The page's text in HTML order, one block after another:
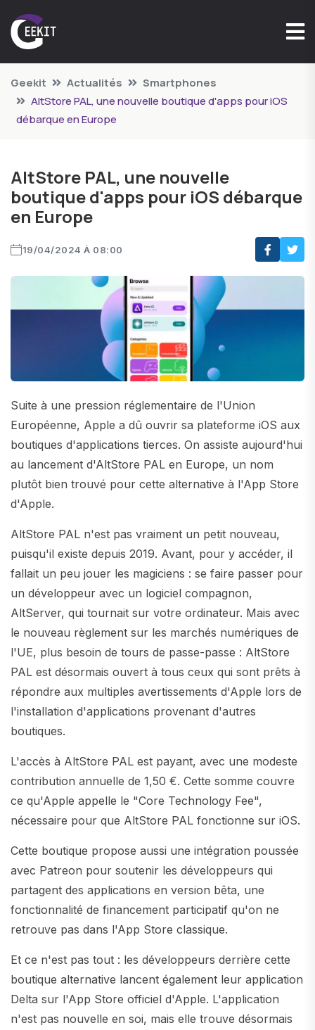
Geekit Actualités
Smartphones
AltStore PAL, une nouvelle boutique d'apps pour iOS
débarque en Europe
AltStore PAL, une nouvelle
boutique d'apps pour iOS débarque
en Europe
19/04/2024 À 08:00
Suite à une pression réglementaire de l'Union
Européenne, Apple a dû ouvrir sa plateforme iOS aux
boutiques d'applications tierces. On assiste aujourd'hui
au lancement d'AltStore PAL en Europe, un nom
plutôt bien trouvé pour cette alternative à l'App Store
d'Apple.
AltStore PAL n'est pas vraiment un petit nouveau,
puisqu'il existe depuis 2019. Avant, pour y accéder, il
fallait un peu jouer les magiciens : se faire passer pour
un développeur avec un logiciel compagnon,
AltServer, qui tournait sur votre ordinateur. Mais avec
le nouveau règlement sur les marchés numériques de
l'UE, plus besoin de tours de passe-passe : AltStore
PAL est désormais ouvert à tous ceux qui sont prêts à
répondre aux multiples avertissements d'Apple lors de
l'installation d'applications provenant d'autres
boutiques.
L'accès à AltStore PAL est payant, avec une modeste
contribution annuelle de 1,50 €. Cette somme couvre
ce qu'Apple appelle le "Core Technology Fee",
nécessaire pour que AltStore PAL fonctionne sur iOS.
Cette boutique propose aussi une intégration poussée
avec Patreon pour soutenir les développeurs qui
partagent des applications en version bêta, une
fonctionnalité de financement participatif qu'on ne
retrouve pas dans l'App Store classique.
Et ce n'est pas tout : les développeurs derrière cette
boutique alternative lancent également leur application
Delta sur l'App Store officiel d'Apple. L'application
n'est pas nouvelle en soi, mais elle trouve désormais